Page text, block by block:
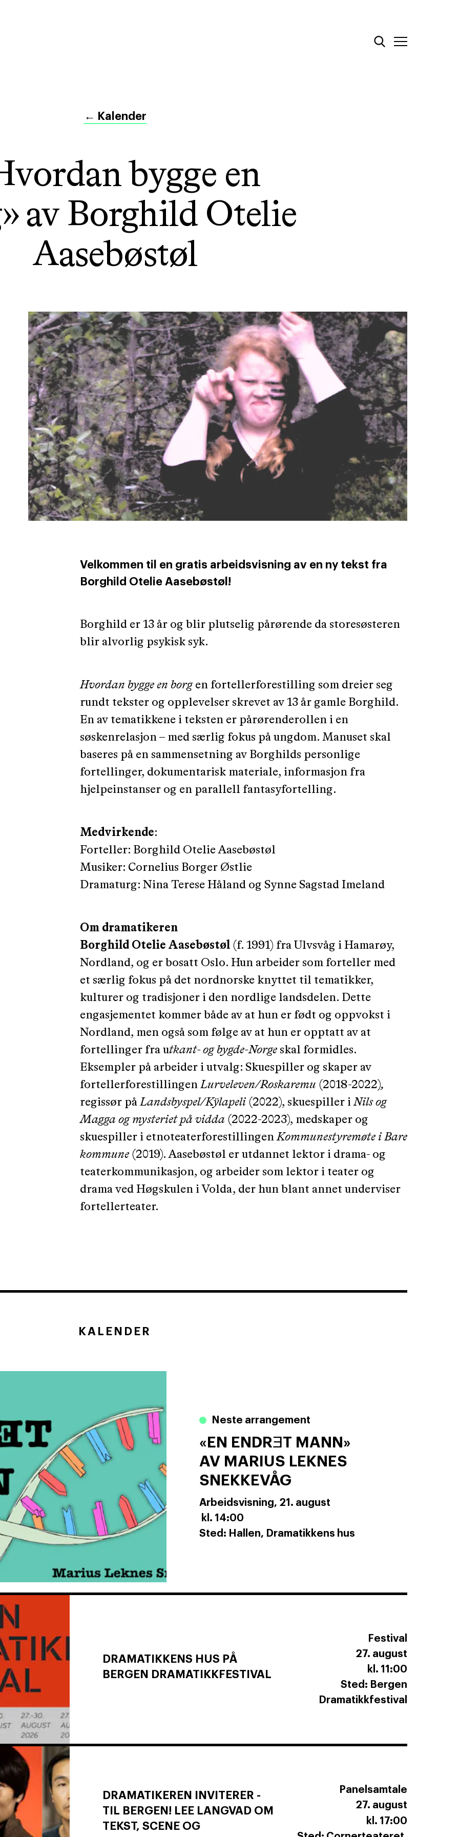
← Kalender
bygge en
av Borghild Otelie
Aasebøstøl
Velkommen til en gratis arbeidsvisning av en ny tekst fra
Borghild Otelie Aasebøstøl!
Borghild er 13 år og blir plutselig pårørende da storesøsteren
blir alvorlig psykisk syk.
Hvordan bygge en borg en fortellerforestilling som dreier seg
rundt tekster og opplevelser skrevet av 13 år gamle Borghild.
En av tematikkene i teksten er pårørenderollen i en
søskenrelasjon – med særlig fokus på ungdom. Manuset skal
baseres på en sammensetning av Borghilds personlige
fortellinger, dokumentarisk materiale, informasjon fra
hjelpeinstanser og en parallell fantasyfortelling.
Medvirkende:
Forteller: Borghild Otelie Aasebøstøl
Musiker: Cornelius Borger Østlie
Dramaturg: Nina Terese Håland og Synne Sagstad Imeland
Om dramatikeren
Borghild Otelie Aasebøstøl (f. 1991) fra Ulvsvåg i Hamarøy,
Nordland, og er bosatt Oslo. Hun arbeider som forteller med
et særlig fokus på det nordnorske knyttet til tematikker,
kulturer og tradisjoner i den nordlige landsdelen. Dette
engasjementet kommer både av at hun er født og oppvokst i
Nordland, men også som følge av at hun er opptatt av at
fortellinger fra utkant- og bygde-Norge skal formidles.
Eksempler på arbeider i utvalg: Skuespiller og skaper av
fortellerforestillingenLurveleven/Roskaremu (2018-2022),
regissør påLandsbyspel/Kÿlapeli (2022), skuespiller iNils og
Magga og mysteriet på vidda (2022-2023), medskaper og
skuespiller i etnoteaterforestillingenKommunestyremøte i Bare
kommune (2019). Aasebøstøl er utdannet lektor i drama- og
teaterkommunikasjon, og arbeider som lektor i teater og
drama ved Høgskulen i Volda, der hun blant annet underviser
fortellerteater.
KALENDER
Neste arrangement
«EN ENDRƎT MANN»
AV MARIUS LEKNES
SNEKKEVÅG
Arbeidsvisning, 21. august
kl. 14:00
Sted: Hallen, Dramatikkens hus
DRAMATIKKENS HUS PÅ
BERGEN DRAMATIKKFESTIVAL
Festival
27. august
kl. 11:00
Sted: Bergen
Dramatikkfestival
DRAMATIKEREN INVITERER -
TIL BERGEN! LEE LANGVAD OM
TEKST, SCENE OG
Panelsamtale
27. august
kl. 17:00